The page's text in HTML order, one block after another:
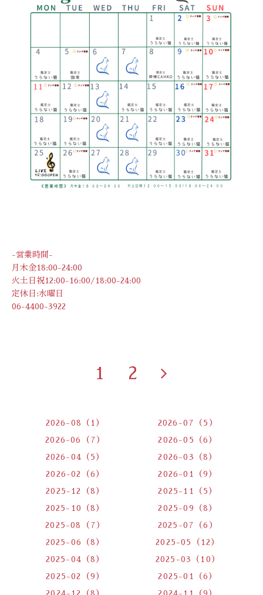
-営業時間-
月木金18:00-24:00
火土日祝12:00-16:00/18:00-24:00
定休日:水曜日
06-4400-3922
1 2
2026-08（1） 2026-07（5）
2026-06（7） 2026-05（6）
2026-04（5） 2026-03（8）
2026-02（6） 2026-01（9）
2025-12（8） 2025-11（5）
2025-10（8） 2025-09（8）
2025-08（7） 2025-07（6）
2025-06（8） 2025-05（12）
2025-04（8） 2025-03（10）
2025-02（9） 2025-01（6）